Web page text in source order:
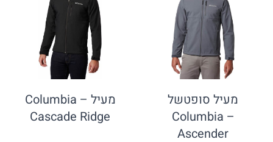
סופטשל
מעיל Columbia –
Cascade Ridge